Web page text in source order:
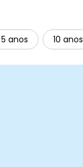
5 anos 10 anos